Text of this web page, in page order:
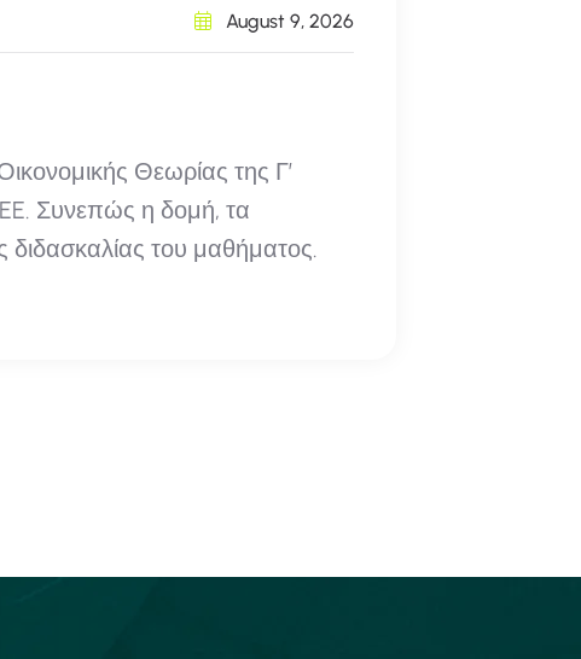
August 9, 2026
Θεωρίας της Γ’
Συνεπώς η δομή, τα
διδασκαλίας του μαθήματος.